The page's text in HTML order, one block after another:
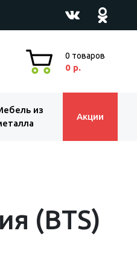
0 товаров
0 р.
из
Акции
(BTS)